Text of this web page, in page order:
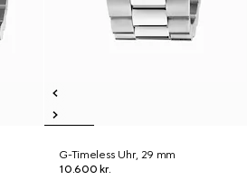
G-Timeless Uhr, 29 mm
10.600 kr.